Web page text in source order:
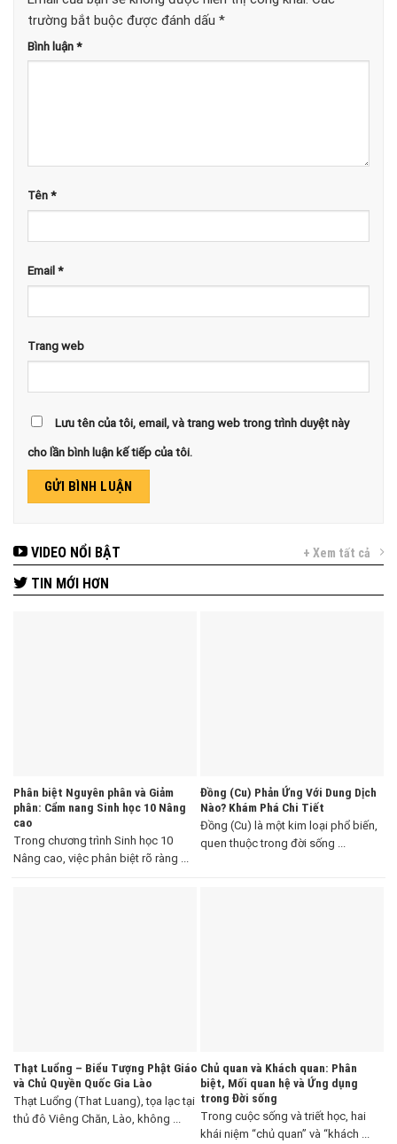
trường bắt buộc được đánh dấu *
Bình luận*
Tên*
Email*
Trang web
Lưu tên của tôi, email, và trang web trong trình duyệt này
cho lần bình luận kế tiếp của tôi.
VIDEO NỔI BẬT + Xem tất cả
TIN MỚI HƠN
Phân biệt Nguyên phân và Giảm
phân: Cẩm nang Sinh học 10 Nâng
cao
Trong chương trình Sinh học 10
Nâng cao, việc phân biệt rõ ràng ...
Đồng (Cu) Phản Ứng Với Dung Dịch
Nào? Khám Phá Chi Tiết
Đồng (Cu) là một kim loại phổ biến,
quen thuộc trong đời sống ...
Thạt Luổng – Biểu Tượng Phật Giáo
và Chủ Quyền Quốc Gia Lào
Thạt Luổng (That Luang), tọa lạc tại
thủ đô Viêng Chăn, Lào, không ...
Chủ quan và Khách quan: Phân
biệt, Mối quan hệ và Ứng dụng
trong Đời sống
Trong cuộc sống và triết học, hai
khái niệm “chủ quan” và “khách ...